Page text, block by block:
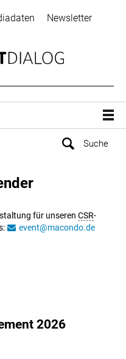
Newsletter
für unseren CSR-
event@macondo.de
2026